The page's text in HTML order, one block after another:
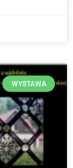
WYSTAWA